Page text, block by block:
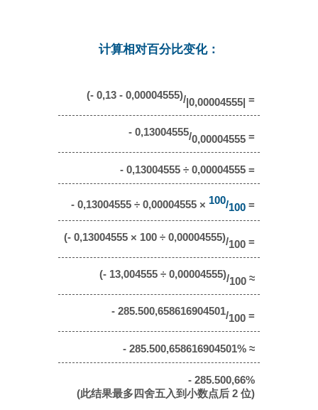
计算相对百分比变化：
(- 0,13 - 0,00004555)/ |0,00004555| =
- 0,13004555/0,00004555=
- 0,13004555 ÷ 0,00004555 =
- 0,13004555 ÷ 0,00004555 × 100/100=
(- 0,13004555 × 100 ÷ 0,00004555)/100=
(- 13,004555 ÷ 0,00004555)/100≈
- 285.500,658616904501/100=
- 285.500,658616904501% ≈
- 285.500,66%
(此结果最多四舍五入到小数点后 2 位)